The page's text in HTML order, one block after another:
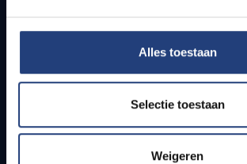
Alles toestaan
Selectie toestaan
Weigeren
Students
PhD students
Teachers and secondary schools
Working students